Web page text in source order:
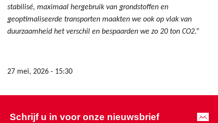
stabilisé, maximaal hergebruik van grondstoffen en
geoptimaliseerde transporten maakten we ook op vlak van
duurzaamheid het verschil en bespaarden we zo 20 ton CO2.”
27 mei, 2026 - 15:30
Schrijf u in voor onze nieuwsbrief